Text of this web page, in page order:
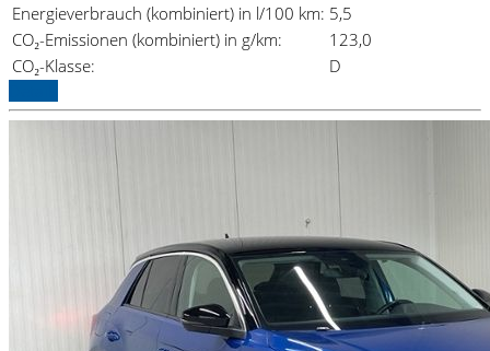
Energieverbrauch (kombiniert) in l/100 km: 5,5
CO₂-Emissionen (kombiniert) in g/km:
123,0
CO₂-Klasse:
D